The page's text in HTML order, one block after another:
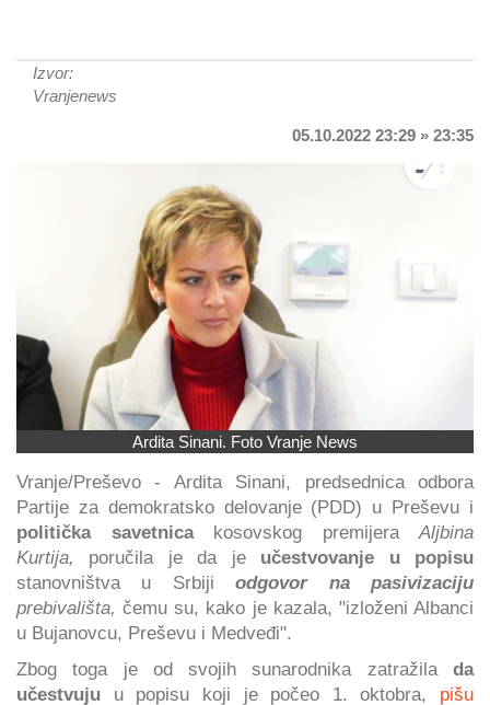
Izvor:
Vranjenews
05.10.2022 23:29 » 23:35
Ardita Sinani. Foto Vranje News
Vranje/Preševo - Ardita Sinani, predsednica odbora
Partije za demokratsko delovanje (PDD) u Preševu i
politička savetnicakosovskog premijera Aljbina
Kurtija,
poručila je da je učestvovanje u popisu
stanovništva u Srbijiodgovor na pasivizaciju
prebivališta, čemu su, kako je kazala, "izloženi Albanci
u Bujanovcu, Preševu i Medveđi".
Zbog toga je od svojih sunarodnika zatražila da
učestvuju u popisu koji je počeo 1. oktobra, pišu